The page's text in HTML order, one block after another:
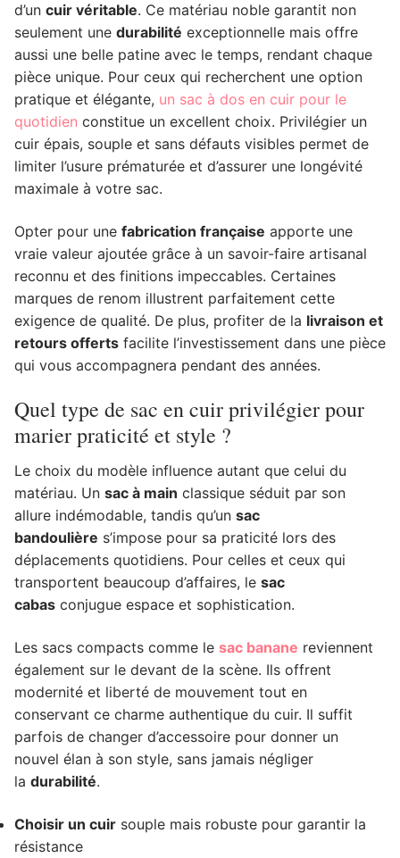
d’un cuir véritable. Ce matériau noble garantit non
seulement une durabilité exceptionnelle mais offre
aussi une belle patine avec le temps, rendant chaque
pièce unique. Pour ceux qui recherchent une option
pratique et élégante, un sac à dos en cuir pour le
quotidien constitue un excellent choix. Privilégier un
cuir épais, souple et sans défauts visibles permet de
limiter l’usure prématurée et d’assurer une longévité
maximale à votre sac.
Opter pour une fabrication française apporte une
vraie valeur ajoutée grâce à un savoir-faire artisanal
reconnu et des finitions impeccables. Certaines
marques de renom illustrent parfaitement cette
exigence de qualité. De plus, profiter de la livraison et
retours offerts facilite l’investissement dans une pièce
qui vous accompagnera pendant des années.
Quel type de sac en cuir privilégier pour
marier praticité et style ?
Le choix du modèle influence autant que celui du
matériau. Un sac à main classique séduit par son
allure indémodable, tandis qu’un sac
bandoulière s’impose pour sa praticité lors des
déplacements quotidiens. Pour celles et ceux qui
transportent beaucoup d’affaires, le sac
cabas conjugue espace et sophistication.
Les sacs compacts comme le sac banane reviennent
également sur le devant de la scène. Ils offrent
modernité et liberté de mouvement tout en
conservant ce charme authentique du cuir. Il suffit
parfois de changer d’accessoire pour donner un
nouvel élan à son style, sans jamais négliger
la durabilité.
Choisir un cuir souple mais robuste pour garantir la
résistance